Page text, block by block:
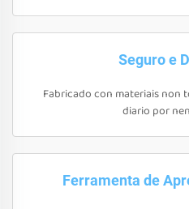
Seguro e
Fabricado con materiais non
diario por
Ferramenta de